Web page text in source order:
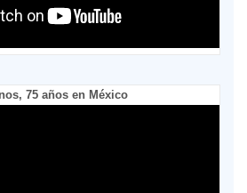
75 años en México